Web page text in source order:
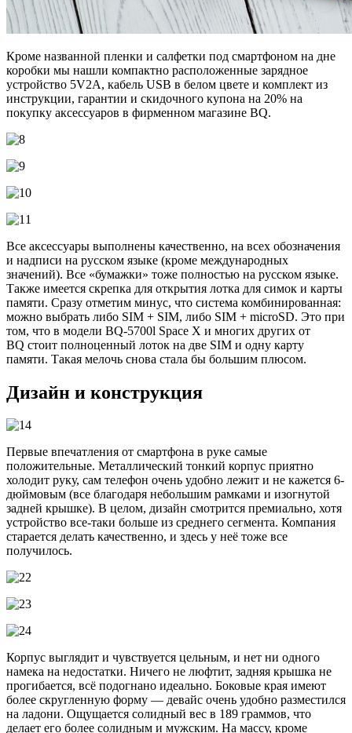
Кроме названной пленки и салфетки под смартфоном на дне
коробки мы нашли компактно расположенные зарядное
устройство 5V2A, кабель USB в белом цвете и комплект из
инструкции, гарантии и скидочного купона на 20% на
покупку аксессуаров в фирменном магазине BQ.
Все аксессуары выполнены качественно, на всех обозначения
и надписи на русском языке (кроме международных
значений). Все «бумажки» тоже полностью на русском языке.
Также имеется скрепка для открытия лотка для симок и карты
памяти. Сразу отметим минус, что система комбинированная:
можно выбрать либо SIM + SIM, либо SIM + microSD. Это при
том, что в модели BQ-5700l Space X и многих других от
BQ стоит полноценный лоток на две SIM и одну карту
памяти. Такая мелочь снова стала бы большим плюсом.
Дизайн и конструкция
Первые впечатления от смартфона в руке самые
положительные. Металлический тонкий корпус приятно
холодит руку, сам телефон очень удобно лежит и не кажется 6-
дюймовым (все благодаря небольшим рамками и изогнутой
задней крышке). В целом, дизайн смотрится премиально, хотя
устройство все-таки больше из среднего сегмента. Компания
старается делать качественно, и здесь у неё тоже все
получилось.
Корпус выглядит и чувствуется цельным, и нет ни одного
намека на недостатки. Ничего не люфтит, задняя крышка не
прогибается, всё подогнано идеально. Боковые края имеют
более скругленную форму — девайс очень удобно разместился
на ладони. Ощущается солидный вес в 189 граммов, что
делает его более солидным и мужским. На массу, кроме